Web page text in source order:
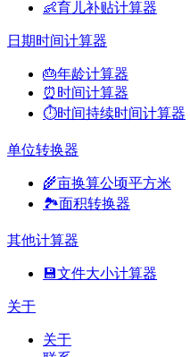
👶育儿补贴计算器
日期时间计算器
🎂年龄计算器
⏰ 时间计算器
⏱️时间持续时间计算器
单位转换器
🌾亩换算公顷平方米
🏞️面积转换器
其他计算器
💾文件大小计算器
关于
关于